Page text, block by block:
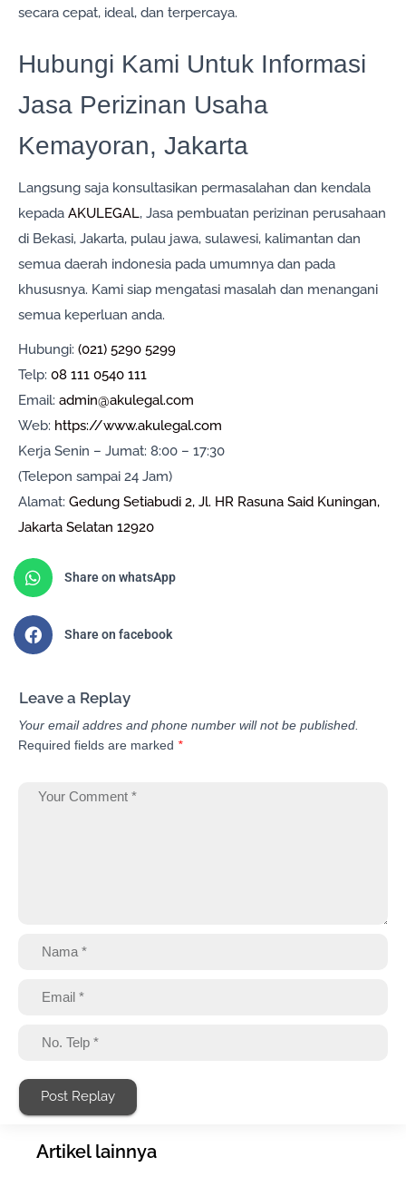
secara cepat, ideal, dan terpercaya.
Hubungi Kami Untuk Informasi
Jasa Perizinan Usaha
Kemayoran, Jakarta
Langsung saja konsultasikan permasalahan dan kendala
kepada AKULEGAL, Jasa pembuatan perizinan perusahaan
di Bekasi, Jakarta, pulau jawa, sulawesi, kalimantan dan
semua daerah indonesia pada umumnya dan pada
khususnya. Kami siap mengatasi masalah dan menangani
semua keperluan anda.
Hubungi: (021) 5290 5299
Telp: 08 111 0540 111
Email: admin@akulegal.com
Web: https://www.akulegal.com
Kerja Senin – Jumat: 8:00 – 17:30
(Telepon sampai 24 Jam)
Alamat: Gedung Setiabudi 2, Jl. HR Rasuna Said Kuningan,
Jakarta Selatan 12920
Share on whatsApp
Share on facebook
Leave a Replay
Your email addres and phone number will not be published.
Required fields are marked *
Post Replay
Artikel lainnya